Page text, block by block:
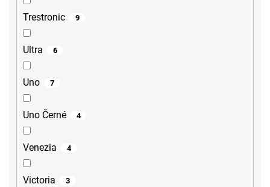
Trestronic 9
Ultra 6
Uno 7
Uno Černé 4
Venezia 4
Victoria 3